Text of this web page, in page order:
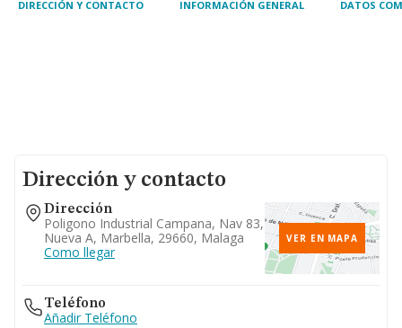
DIRECCIÓN Y CONTACTO INFORMACIÓN GENERAL DATOS
Dirección y contacto
Dirección
Poligono Industrial Campana, Nav 83,
Nueva A, Marbella, 29660, Malaga
Como llegar
VER EN MAPA
Teléfono
Añadir Teléfono